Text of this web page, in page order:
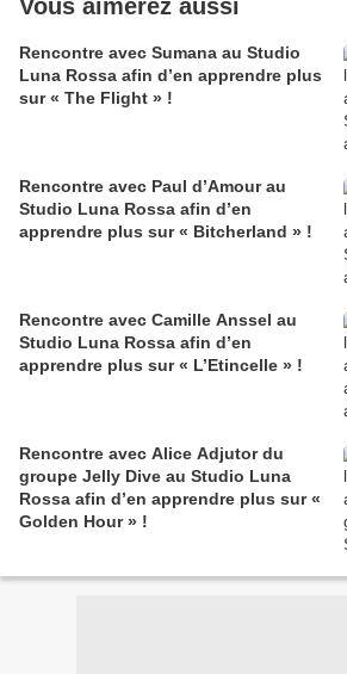
Vous aimerez aussi
Rencontre avec Sumana au Studio
Luna Rossa afin d’en apprendre plus
sur « The Flight » !
Rencontre avec Paul d’Amour au
Studio Luna Rossa afin d’en
apprendre plus sur « Bitcherland » !
Rencontre avec Camille Anssel au
Studio Luna Rossa afin d’en
apprendre plus sur « L’Etincelle » !
Rencontre avec Alice Adjutor du
groupe Jelly Dive au Studio Luna
Rossa afin d’en apprendre plus sur «
Golden Hour » !